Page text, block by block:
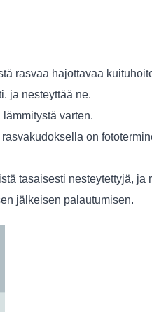
rasvaa hajottavaa
ja nesteyttää ne.
varten.
on
tasaisesti nesteytettyjä, ja
jälkeisen palautumisen.